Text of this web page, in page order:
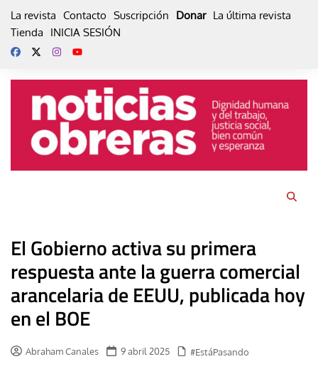
La revista Contacto Suscripción Donar La última revista
Tienda
INICIA SESIÓN
El Gobierno activa su primera
respuesta ante la guerra comercial
arancelaria de EEUU, publicada hoy
en el BOE
Abraham Canales 9 abril 2025 #EstáPasando